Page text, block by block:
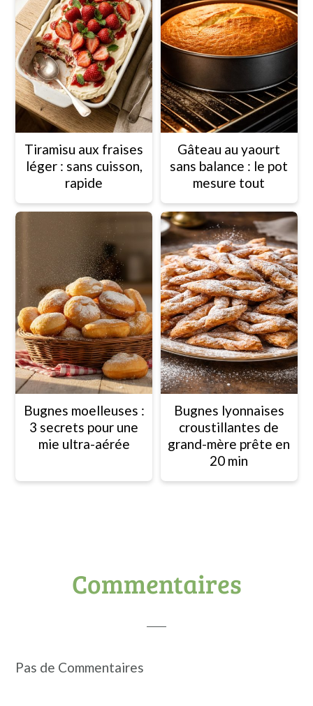
Tiramisu aux fraises
léger : sans cuisson,
rapide
Gâteau au yaourt
sans balance : le pot
mesure tout
Bugnes moelleuses :
3 secrets pour une
mie ultra-aérée
Bugnes lyonnaises
croustillantes de
grand-mère prête en
20 min
Interactions
Commentaires
Pas de Commentaires